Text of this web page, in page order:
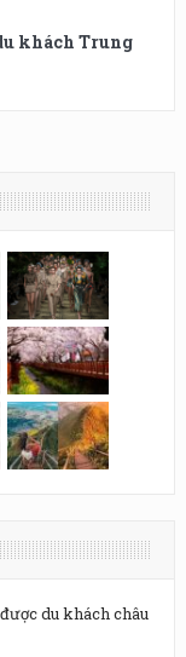
khách Trung
du khách châu